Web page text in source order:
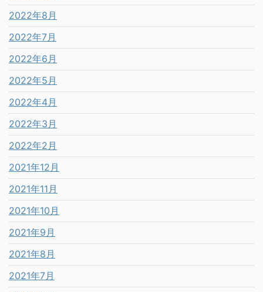
2022年8月
2022年7月
2022年6月
2022年5月
2022年4月
2022年3月
2022年2月
2021年12月
2021年11月
2021年10月
2021年9月
2021年8月
2021年7月